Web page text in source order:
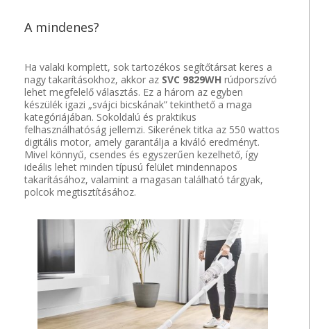
A mindenes?
Ha valaki komplett, sok tartozékos segítőtársat keres a
nagy takarításokhoz, akkor az SVC 9829WH rúdporszívó
lehet megfelelő választás. Ez a három az egyben
készülék igazi „svájci bicskának” tekinthető a maga
kategóriájában. Sokoldalú és praktikus
felhasználhatóság jellemzi. Sikerének titka az 550 wattos
digitális motor, amely garantálja a kiváló eredményt.
Mivel könnyű, csendes és egyszerűen kezelhető, így
ideális lehet minden típusú felület mindennapos
takarításához, valamint a magasan található tárgyak,
polcok megtisztításához.